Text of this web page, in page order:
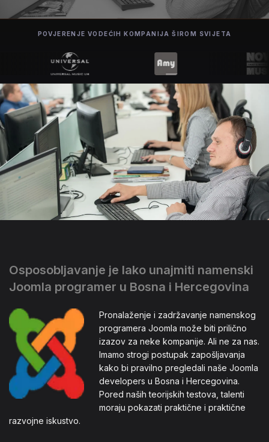
POVJERENJE VODEĆIH KOMPANIJA ŠIROM SVIJETA
Osposobljavanje je lako unajmiti namenski
Joomla programer u Bosna i Hercegovina
Pronalaženje i zadržavanje namenskog
programera Joomla može biti prilično
izazov za neke kompanije. Ali ne za nas.
Imamo strogi postupak zapošljavanja
kako bi pravilno pregledali naše Joomla
developers u Bosna i Hercegovina.
Pored naših teorijskih testova, talenti
moraju pokazati praktične i praktične
razvojne iskustvo.